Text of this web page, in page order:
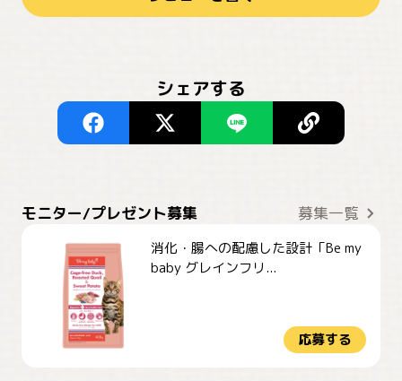
シェアする
モニター/プレゼント募集 募集一覧
消化・腸への配慮した設計「Be my
baby グレインフリ...
応募する